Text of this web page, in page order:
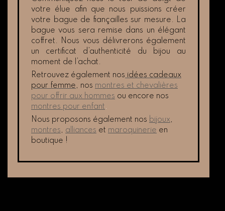
votre élue afin que nous puissions créer
votre bague de fiançailles sur mesure. La
bague vous sera remise dans un élégant
coffret. Nous vous délivrerons également
un certificat d’authenticité du bijou au
moment de l’achat.
Retrouvez également nos idées cadeaux
pour femme, nos montres et chevalières
pour offrir aux hommes ou encore nos
montres pour enfant.
Nous proposons également nos bijoux,
montres, alliances et maroquinerie en
boutique !